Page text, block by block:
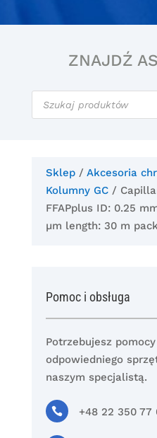
ZNAJDŹ
Wyszukiwarka
produktów
Sklep/ Akcesoria
Kolumny GC/
FFAPplus ID: 0.25
µm length: 30 m
Pomoc i obsługa
Potrzebujesz
odpowiedniego
naszym specjalistą.
 +48 22 350 77